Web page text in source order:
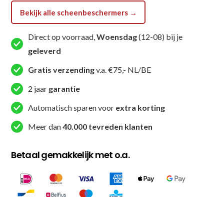
Bekijk alle scheenbeschermers →
Direct op voorraad,Woensdag(12-08) bij je
geleverd
Gratis verzendingv.a. €75,- NL/BE
2 jaar garantie
Automatisch sparen voor extra korting
Meer dan40.000 tevreden klanten
Betaal gemakkelijk met o.a.